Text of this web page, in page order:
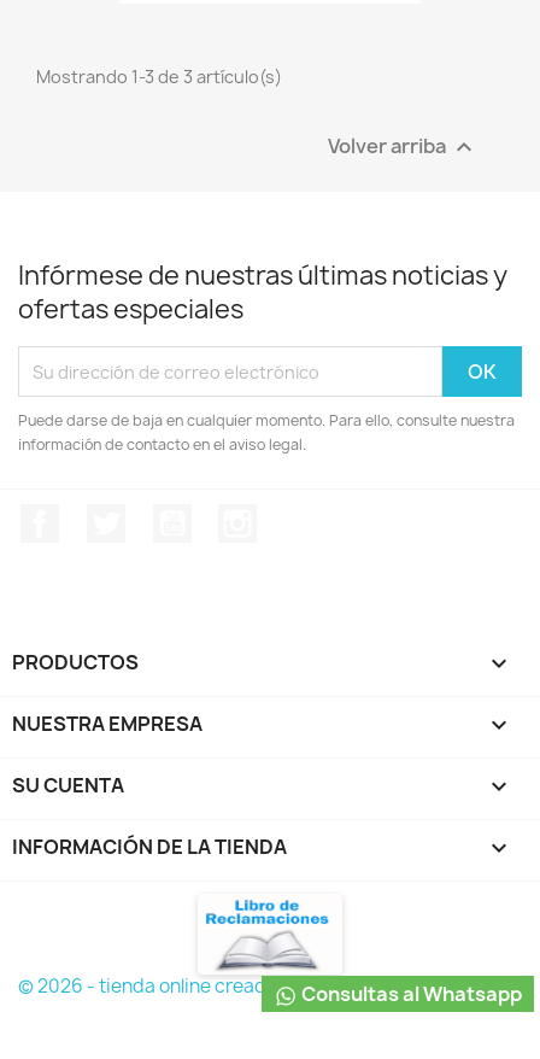
Mostrando 1-3 de 3 artículo(s)
Volver arriba 
Infórmese de nuestras últimas noticias y
ofertas especiales
Puede darse de baja en cualquier momento. Para ello, consulte nuestra
información de contacto en el aviso legal.
PRODUCTOS 
NUESTRA EMPRESA 
SU CUENTA 
INFORMACIÓN DE LA TIENDA keyboard_arrow_down
Consultas al Whatsapp
© 2026 - tienda online creada con PrestaShop™